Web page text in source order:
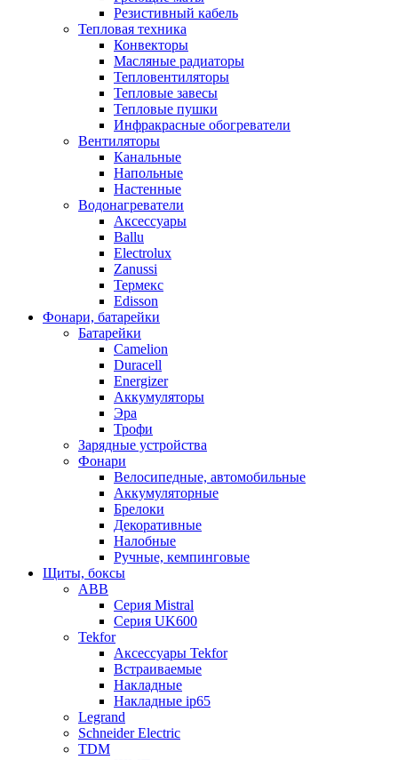
Резистивный кабель
Тепловая техника
Конвекторы
Масляные радиаторы
Тепловентиляторы
Тепловые завесы
Тепловые пушки
Инфракрасные обогреватели
Вентиляторы
Канальные
Напольные
Настенные
Водонагреватели
Аксессуары
Ballu
Electrolux
Zanussi
Термекс
Edisson
Фонари, батарейки
Батарейки
Camelion
Duracell
Energizer
Аккумуляторы
Эра
Трофи
Зарядные устройства
Фонари
Велосипедные, автомобильные
Аккумуляторные
Брелоки
Декоративные
Налобные
Ручные, кемпинговые
Щиты, боксы
ABB
Серия Mistral
Серия UK600
Tekfor
Аксессуары Tekfor
Встраиваемые
Накладные
Накладные ip65
Legrand
Schneider Electric
TDM